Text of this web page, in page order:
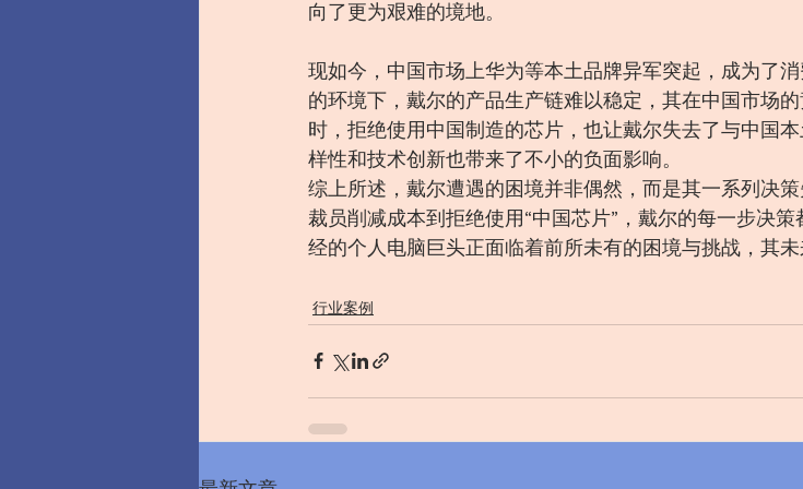
向了更为艰难的境地。
现如今，中国市场上华为等本土品牌异军突起，成为了
的环境下，戴尔的产品生产链难以稳定，其在中国市场
时，拒绝使用中国制造的芯片，也让戴尔失去了与中国
样性和技术创新也带来了不小的负面影响。
综上所述，戴尔遭遇的困境并非偶然，而是其一系列决
裁员削减成本到拒绝使用“中国芯片”，戴尔的每一步决
经的个人电脑巨头正面临着前所未有的困境与挑战，其
行业案例